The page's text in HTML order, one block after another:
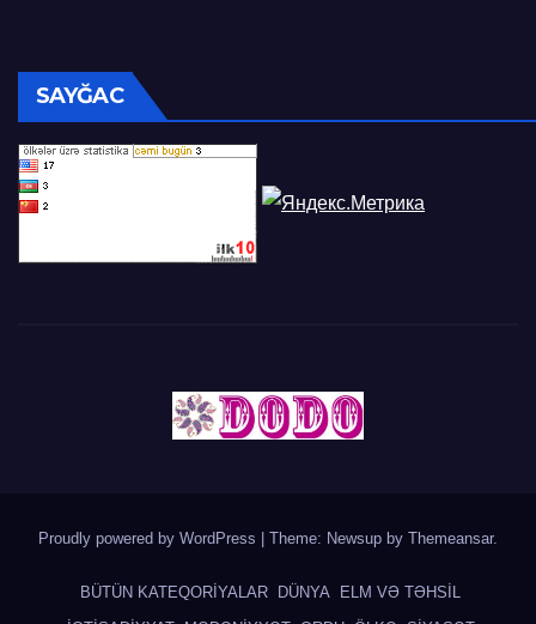
SAYĞAC
Proudly powered by WordPress Theme: Newsup by Themeansar.
BÜTÜN KATEQORİYALAR DÜNYA
ELM VƏ TƏHSİL